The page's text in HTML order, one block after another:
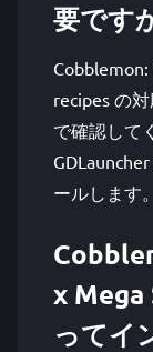
要です
recipes の
で確認して
ールします。
x Mega
ってイ